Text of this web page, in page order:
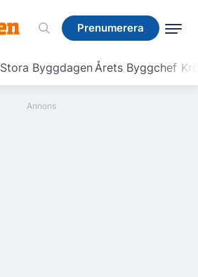
Prenumerera
Stora ByggdagenÅrets Byggchef
Prenumerera